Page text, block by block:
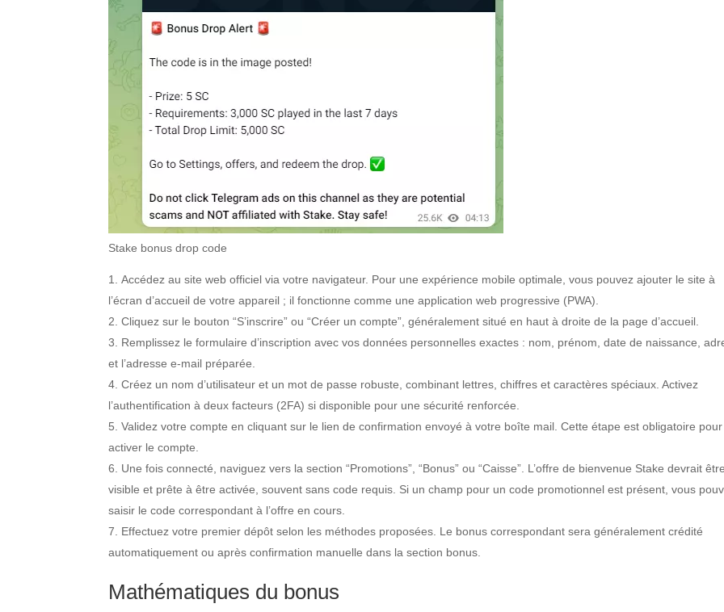
Stake bonus drop code
Accédez au site web officiel via votre navigateur. Pour une expérience mobile optimale, vous pouvez ajouter le site à
l’écran d’accueil de votre appareil ; il fonctionne comme une application web progressive (PWA).
Cliquez sur le bouton “S’inscrire” ou “Créer un compte”, généralement situé en haut à droite de la page d’accueil.
Remplissez le formulaire d’inscription avec vos données personnelles exactes : nom, prénom, date de naissance,
et l’adresse e-mail préparée.
Créez un nom d’utilisateur et un mot de passe robuste, combinant lettres, chiffres et caractères spéciaux. Activez
l’authentification à deux facteurs (2FA) si disponible pour une sécurité renforcée.
Validez votre compte en cliquant sur le lien de confirmation envoyé à votre boîte mail. Cette étape est obligatoire pour
activer le compte.
Une fois connecté, naviguez vers la section “Promotions”, “Bonus” ou “Caisse”. L’offre de bienvenue Stake devrait être
visible et prête à être activée, souvent sans code requis. Si un champ pour un code promotionnel est présent, vous
saisir le code correspondant à l’offre en cours.
Effectuez votre premier dépôt selon les méthodes proposées. Le bonus correspondant sera généralement crédité
automatiquement ou après confirmation manuelle dans la section bonus.
Mathématiques du bonus